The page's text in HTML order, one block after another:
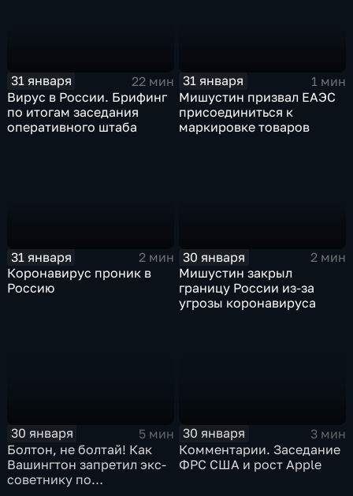
31 января
22 мин
Вирус в России. Брифинг
по итогам заседания
оперативного штаба
31 января
1 мин
Мишустин призвал ЕАЭС
присоединиться к
маркировке товаров
31 января
2 мин
Коронавирус проник в
Россию
30 января
2 мин
Мишустин закрыл
границу России из-за
угрозы коронавируса
30 января
5 мин
Болтон, не болтай! Как
Вашингтон запретил экс-
советнику по
30 января
3 мин
Комментарии. Заседание
ФРС США и рост Apple